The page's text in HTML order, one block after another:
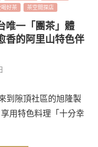
喝好茶 茶空間探店
唯一「團茶」體
香的阿里山特色伴
到隙頂社區的旭隆製
用特色料理「十分幸